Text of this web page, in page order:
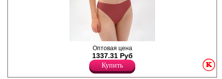
Кроп-топ формованный из
микрофибры с декоративной
полоской на стане. Модель
изготовлена по технологии
Soft Skin. Бретель широкая
Оптовая цена
1337.31 Руб
Купить